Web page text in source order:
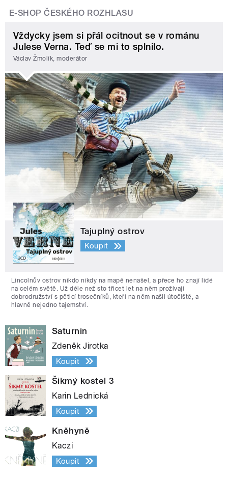
E-SHOP ČESKÉHO ROZHLASU
Vždycky jsem si přál ocitnout se v románu
Julese Verna. Teď se mi to splnilo.
Václav Žmolík, moderátor
Tajuplný ostrov
Koupit
Lincolnův ostrov nikdo nikdy na mapě nenašel, a přece ho znají lidé
na celém světě. Už déle než sto třicet let na něm prožívají
dobrodružství s pěticí trosečníků, kteří na něm našli útočiště, a
hlavně nejedno tajemství.
Saturnin
Zdeněk Jirotka
Koupit
Šikmý kostel 3
Karin Lednická
Koupit
Kněhyně
Kaczi
Koupit